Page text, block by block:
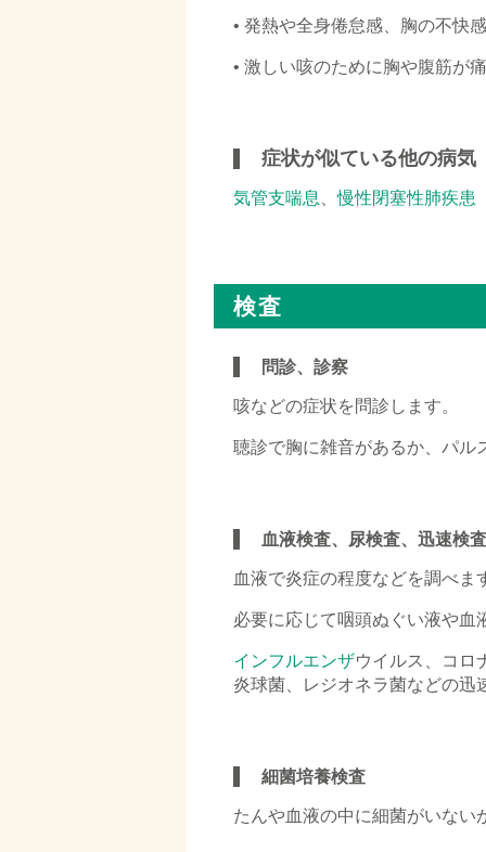
• 発熱や全身倦怠感、胸の不快
• 激しい咳のために胸や腹筋が
症状が似ている他の病気
気管支喘息 、慢性閉塞性肺疾患
検査
問診、診察
咳などの症状を問診します。
聴診で胸に雑音があるか、パル
血液検査、尿検査、迅速検査
血液で炎症の程度などを調べま
必要に応じて咽頭ぬぐい液や血
インフルエンザウイルス、コロ
炎球菌、レジオネラ菌などの迅
細菌培養検査
たんや血液の中に細菌がいない